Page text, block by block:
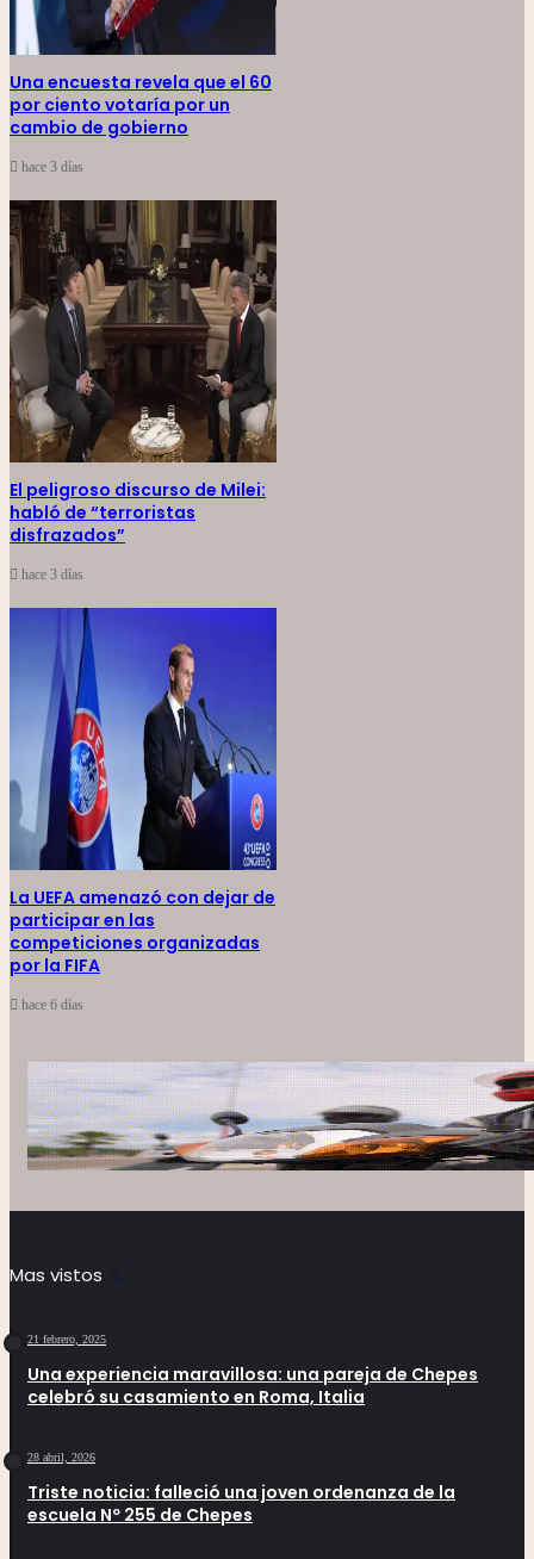
Una encuesta revela que el 60
por ciento votaría por un
cambio de gobierno
hace 3 días
El peligroso discurso de Milei:
habló de “terroristas
disfrazados”
hace 3 días
La UEFA amenazó con dejar de
participar en las
competiciones organizadas
por la FIFA
hace 6 días
Mas vistos
21 febrero, 2025
Una experiencia maravillosa: una pareja de Chepes
celebró su casamiento en Roma, Italia
28 abril, 2026
Triste noticia: falleció una joven ordenanza de la
escuela Nº 255 de Chepes